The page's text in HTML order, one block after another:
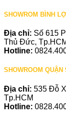
SHOWROM BÌNH
Địa chỉ: Số 615
Thủ Đức,
Hotline:
SHOWROOM QUẬN
Địa chỉ: 535 Đỗ
Tp.HCM
Hotline: